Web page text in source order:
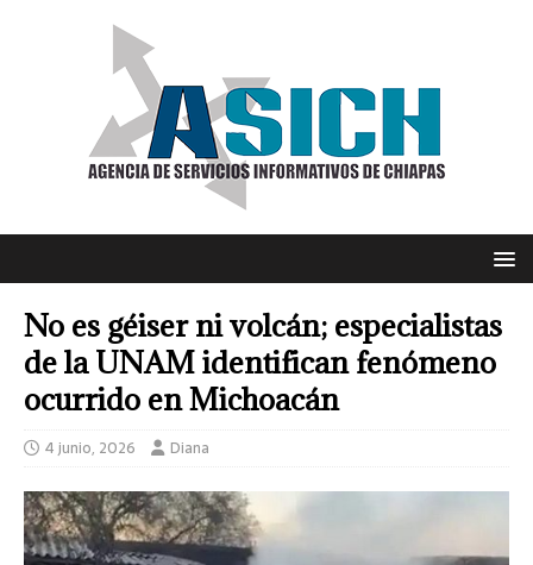
No es géiser ni volcán; especialistas
de la UNAM identifican fenómeno
ocurrido en Michoacán
4 junio, 2026 Diana